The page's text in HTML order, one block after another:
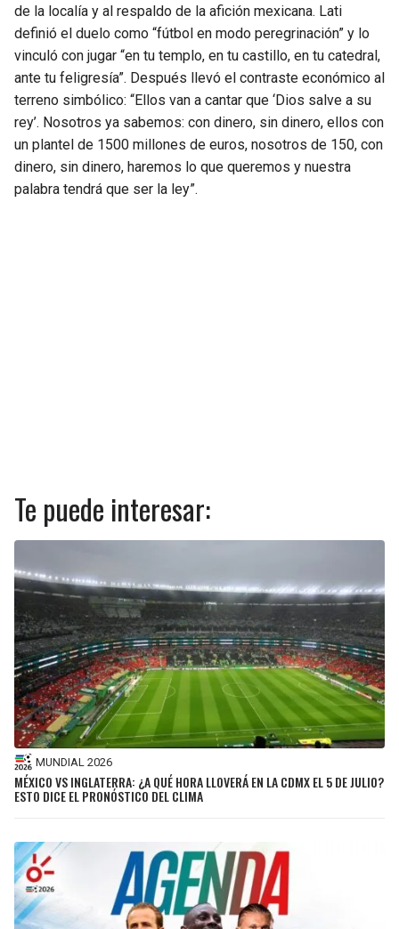
de la localía y al respaldo de la afición mexicana. Lati
definió el duelo como “fútbol en modo peregrinación” y lo
vinculó con jugar “en tu templo, en tu castillo, en tu catedral,
ante tu feligresía”. Después llevó el contraste económico al
terreno simbólico: “Ellos van a cantar que ‘Dios salve a su
rey’. Nosotros ya sabemos: con dinero, sin dinero, ellos con
un plantel de 1500 millones de euros, nosotros de 150, con
dinero, sin dinero, haremos lo que queremos y nuestra
palabra tendrá que ser la ley”.
Te puede interesar:
MUNDIAL 2026
MÉXICO VS INGLATERRA: ¿A QUÉ HORA LLOVERÁ EN LA CDMX EL 5 DE JULIO?
ESTO DICE EL PRONÓSTICO DEL CLIMA